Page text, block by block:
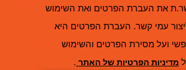
את העברת הפרטים ואת השימוש
עמי קשר. העברת הפרטים היא
ועל מסירת הפרטים והשימוש
מדיניות הפרטיות של האתר .